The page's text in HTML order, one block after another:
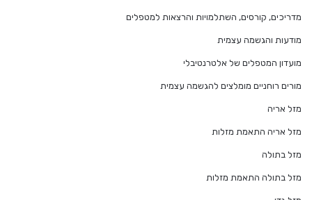
מדריכים, קורסים, השתלמויות והרצאות למטפלים
מודעות והגשמה עצמית
מועדון המטפלים של אלטרנטיבלי
מורים רוחניים מומלצים להגשמה עצמית
מזל אריה
מזל אריה התאמת מזלות
מזל בתולה
מזל בתולה התאמת מזלות